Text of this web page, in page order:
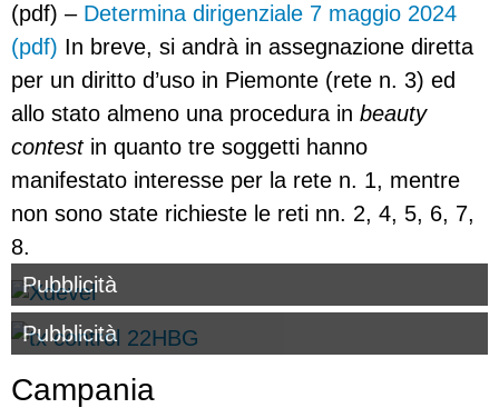
(pdf) – Determina dirigenziale 7 maggio 2024
(pdf) In breve, si andrà in assegnazione diretta
per un diritto d’uso in Piemonte (rete n. 3) ed
allo stato almeno una procedura in beauty
contestin quanto tre soggetti hanno
manifestato interesse per la rete n. 1, mentre
non sono state richieste le reti nn. 2, 4, 5, 6, 7,
8.
Pubblicità
Pubblicità
Campania